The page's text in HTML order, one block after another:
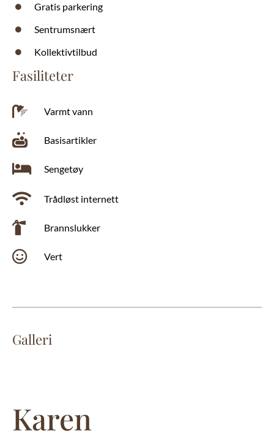
Gratis parkering
Sentrumsnært
Kollektivtilbud
Fasiliteter
Varmt vann
Basisartikler
Sengetøy
Trådløst internett
Brannslukker
Vert
Galleri
Karen